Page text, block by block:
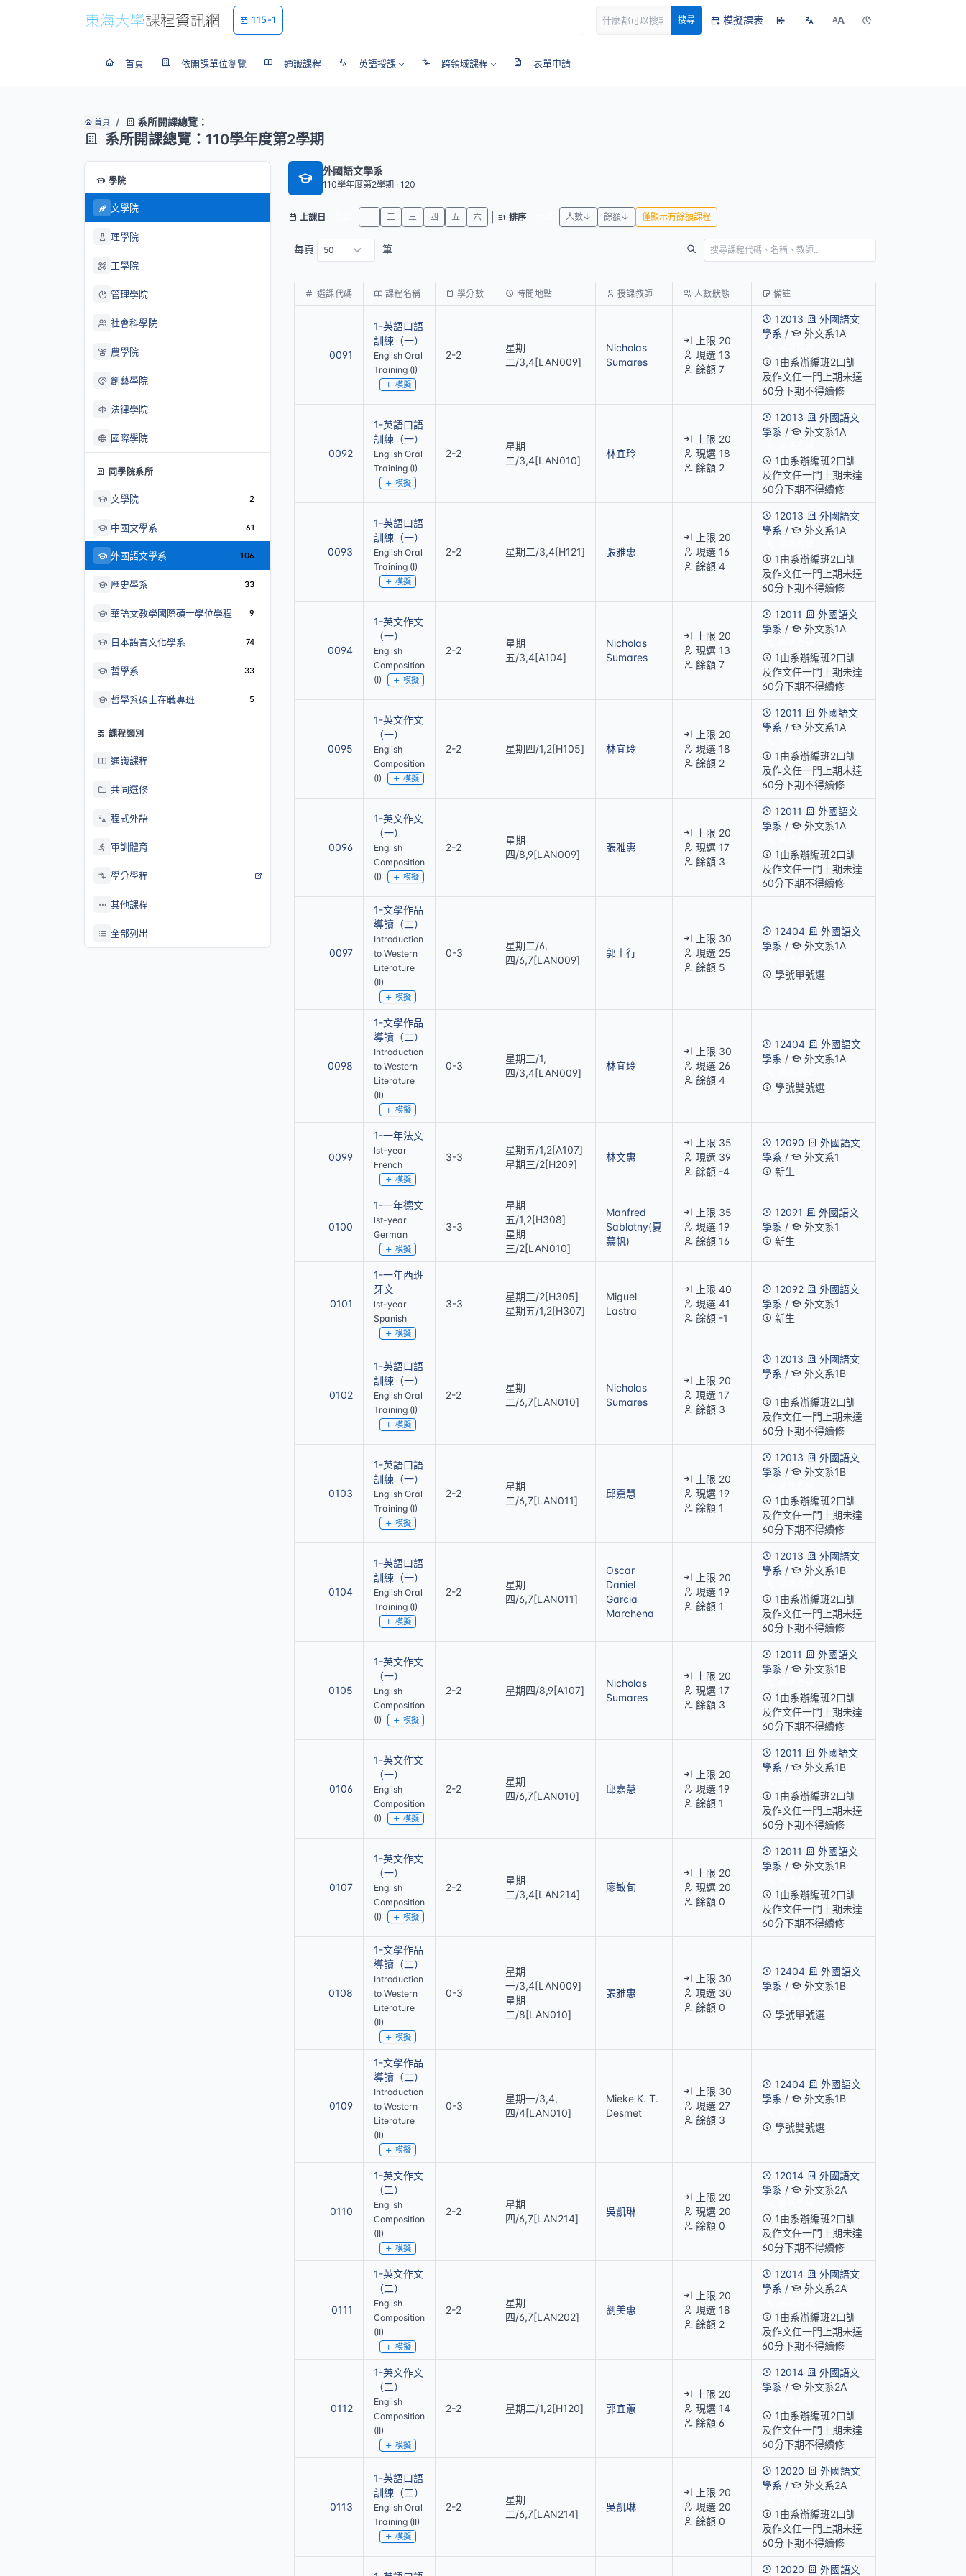
115-1 搜尋 模擬課表 AA
首頁 依開課單位瀏覽 通識課程 英語授課 跨領域課程 表單申請
首頁 系所開課總覽：
系所開課總覽：110學年度第2學期
學院
文學院
理學院
工學院
管理學院
社會科學院
農學院
創藝學院
法律學院
國際學院
同學院系所
文學院 2
中國文學系 61
外國語文學系 106
歷史學系 33
華語文教學國際碩士學位學程 9
日本語言文化學系 74
哲學系 33
哲學系碩士在職專班 5
課程類別
通識課程
共同選修
程式外語
軍訓體育
學分學程
其他課程
全部列出
外國語文學系
110學年度第2學期 · 120
上課日 一 二 三 四 五 六 排序 人數↓ 餘額↓ 僅顯示有餘額課程
每頁 筆
選課代碼 課程名稱 學分數 時間地點 授課教師 人數狀態 備註
0091
1-英語口語
訓練（一）
English Oral
Training (I)
模擬
2-2
星期
二/3,4[LAN009]
Nicholas
Sumares
上限 20
現選 13
餘額 7
12013
外國語文
學系 / 外文系1A
1由系辦編班2口訓
及作文任一門上期未達
60分下期不得續修
0092
1-英語口語
訓練（一）
English Oral
Training (I)
模擬
2-2
星期
二/3,4[LAN010]
林宜玲
上限 20
現選 18
餘額 2
12013
外國語文
學系 / 外文系1A
1由系辦編班2口訓
及作文任一門上期未達
60分下期不得續修
0093
1-英語口語
訓練（一）
English Oral
Training (I)
模擬
2-2 星期二/3,4[H121] 張雅惠
上限 20
現選 16
餘額 4
12013
外國語文
學系 / 外文系1A
1由系辦編班2口訓
及作文任一門上期未達
60分下期不得續修
0094
1-英文作文
（一）
English
Composition
(I)
模擬
2-2
星期
五/3,4[A104]
Nicholas
Sumares
上限 20
現選 13
餘額 7
12011
外國語文
學系 / 外文系1A
1由系辦編班2口訓
及作文任一門上期未達
60分下期不得續修
0095
1-英文作文
（一）
English
Composition
(I)
模擬
2-2 星期四/1,2[H105] 林宜玲
上限 20
現選 18
餘額 2
12011
外國語文
學系 / 外文系1A
1由系辦編班2口訓
及作文任一門上期未達
60分下期不得續修
0096
1-英文作文
（一）
English
Composition
(I)
模擬
2-2
星期
四/8,9[LAN009]
張雅惠
上限 20
現選 17
餘額 3
12011
外國語文
學系 / 外文系1A
1由系辦編班2口訓
及作文任一門上期未達
60分下期不得續修
0097
1-文學作品
導讀（二）
Introduction
to Western
Literature
(II)
模擬
0-3
星期二/6,
四/6,7[LAN009]
郭士行
上限 30
現選 25
餘額 5
12404
外國語文
學系 / 外文系1A
學號單號選
0098
1-文學作品
導讀（二）
Introduction
to Western
Literature
(II)
模擬
0-3
星期三/1,
四/3,4[LAN009]
林宜玲
上限 30
現選 26
餘額 4
12404
外國語文
學系 / 外文系1A
學號雙號選
0099
1-一年法文
lst-year
French
模擬
3-3
星期五/1,2[A107]
星期三/2[H209]
林文惠
上限 35
現選 39
餘額 -4
12090
外國語文
學系 /
外文系1
新生
0100
1-一年德文
lst-year
German
模擬
3-3
星期
五/1,2[H308]
星期
三/2[LAN010]
Manfred
Sablotny(夏
慕帆)
上限 35
現選 19
餘額 16
12091
外國語文
學系 /
外文系1
新生
0101
1-一年西班
牙文
lst-year
Spanish
模擬
3-3
星期三/2[H305]
星期五/1,2[H307]
Miguel
Lastra
上限 40
現選 41
餘額 -1
12092
外國語文
學系 /
外文系1
新生
0102
1-英語口語
訓練（一）
English Oral
Training (I)
模擬
2-2
星期
二/6,7[LAN010]
Nicholas
Sumares
上限 20
現選 17
餘額 3
12013
外國語文
學系 / 外文系1B
1由系辦編班2口訓
及作文任一門上期未達
60分下期不得續修
0103
1-英語口語
訓練（一）
English Oral
Training (I)
模擬
2-2
星期
二/6,7[LAN011]
邱嘉慧
上限 20
現選 19
餘額 1
12013
外國語文
學系 / 外文系1B
1由系辦編班2口訓
及作文任一門上期未達
60分下期不得續修
0104
1-英語口語
訓練（一）
English Oral
Training (I)
模擬
2-2
星期
四/6,7[LAN011]
Oscar
Daniel
Garcia
Marchena
上限 20
現選 19
餘額 1
12013
外國語文
學系 / 外文系1B
1由系辦編班2口訓
及作文任一門上期未達
60分下期不得續修
0105
1-英文作文
（一）
English
Composition
(I)
模擬
2-2 星期四/8,9[A107]
Nicholas
Sumares
上限 20
現選 17
餘額 3
12011
外國語文
學系 / 外文系1B
1由系辦編班2口訓
及作文任一門上期未達
60分下期不得續修
0106
1-英文作文
（一）
English
Composition
(I)
模擬
2-2
星期
四/6,7[LAN010]
邱嘉慧
上限 20
現選 19
餘額 1
12011
外國語文
學系 / 外文系1B
1由系辦編班2口訓
及作文任一門上期未達
60分下期不得續修
0107
1-英文作文
（一）
English
Composition
(I)
模擬
2-2
星期
二/3,4[LAN214]
廖敏旬
上限 20
現選 20
餘額 0
12011
外國語文
學系 / 外文系1B
1由系辦編班2口訓
及作文任一門上期未達
60分下期不得續修
0108
1-文學作品
導讀（二）
Introduction
to Western
Literature
(II)
模擬
0-3
星期
一/3,4[LAN009]
星期
二/8[LAN010]
張雅惠
上限 30
現選 30
餘額 0
12404
外國語文
學系 / 外文系1B
學號單號選
0109
1-文學作品
導讀（二）
Introduction
to Western
Literature
(II)
模擬
0-3
星期一/3,4,
四/4[LAN010]
Mieke K. T.
Desmet
上限 30
現選 27
餘額 3
12404
外國語文
學系 / 外文系1B
學號雙號選
0110
1-英文作文
（二）
English
Composition
(II)
模擬
2-2
星期
四/6,7[LAN214]
吳凱琳
上限 20
現選 20
餘額 0
12014
外國語文
學系 / 外文系2A
1由系辦編班2口訓
及作文任一門上期未達
60分下期不得續修
0111
1-英文作文
（二）
English
Composition
(II)
模擬
2-2
星期
四/6,7[LAN202]
劉美惠
上限 20
現選 18
餘額 2
12014
外國語文
學系 / 外文系2A
1由系辦編班2口訓
及作文任一門上期未達
60分下期不得續修
0112
1-英文作文
（二）
English
Composition
(II)
模擬
2-2 星期二/1,2[H120] 郭宜蕙
上限 20
現選 14
餘額 6
12014
外國語文
學系 / 外文系2A
1由系辦編班2口訓
及作文任一門上期未達
60分下期不得續修
0113
1-英語口語
訓練（二）
English Oral
Training (II)
模擬
2-2
星期
二/6,7[LAN214]
吳凱琳
上限 20
現選 20
餘額 0
12020
外國語文
學系 / 外文系2A
1由系辦編班2口訓
及作文任一門上期未達
60分下期不得續修
12020 外國語文